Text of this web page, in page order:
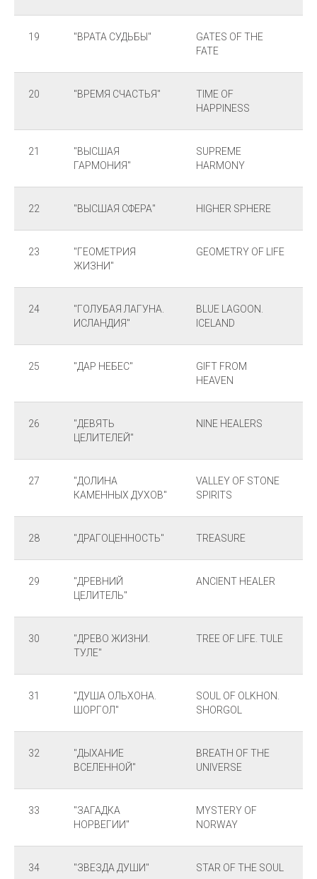
19 "ВРАТА СУДЬБЫ"
GATES OF THE
FATE
20 "ВРЕМЯ СЧАСТЬЯ"
TIME OF
HAPPINESS
21
"ВЫСШАЯ
ГАРМОНИЯ"
SUPREME
HARMONY
22 "ВЫСШАЯ СФЕРА" HIGHER SPHERE
23
"ГЕОМЕТРИЯ
ЖИЗНИ"
GEOMETRY OF LIFE
24
"ГОЛУБАЯ ЛАГУНА.
ИСЛАНДИЯ"
BLUE LAGOON.
ICELAND
25 "ДАР НЕБЕС"
GIFT FROM
HEAVEN
26
"ДЕВЯТЬ
ЦЕЛИТЕЛЕЙ"
NINE HEALERS
27
"ДОЛИНА
КАМЕННЫХ ДУХОВ"
VALLEY OF STONE
SPIRITS
28 "ДРАГОЦЕННОСТЬ" TREASURE
29
"ДРЕВНИЙ
ЦЕЛИТЕЛЬ"
ANCIENT HEALER
30
"ДРЕВО ЖИЗНИ.
ТУЛЕ"
TREE OF LIFE. TULE
31
"ДУША ОЛЬХОНА.
ШОРГОЛ"
SOUL OF OLKHON.
SHORGOL
32
"ДЫХАНИЕ
ВСЕЛЕННОЙ"
BREATH OF THE
UNIVERSE
33
"ЗАГАДКА
НОРВЕГИИ"
MYSTERY OF
NORWAY
34 "ЗВЕЗДА ДУШИ" STAR OF THE SOUL